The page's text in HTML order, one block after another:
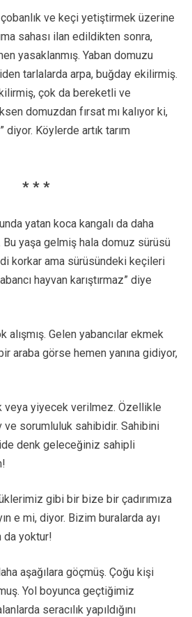
ve keçi yetiştirmek üzerine
sahası ilan edildikten sonra,
yasaklanmış. Yaban domuzu
tarlalarda arpa, buğday ekilirmiş.
çok da bereketli ve
domuzdan fırsat mı kalıyor ki,
Köylerde artık tarım
* * *
yatan koca kangalı da daha
Bu yaşa gelmiş hala domuz sürüsü
korkar ama sürüsündeki keçileri
hayvan karıştırmaz” diye
Gelen yabancılar ekmek
araba görse hemen yanına gidiyor,
veya yiyecek verilmez. Özellikle
sorumluluk sahibidir. Sahibini
denk geleceğiniz sahipli
gibi bir bize bir çadırımıza
e mi, diyor. Bizim buralarda ayı
da yoktur!
aşağılara göçmüş. Çoğu kişi
Yol boyunca geçtiğimiz
seracılık yapıldığını